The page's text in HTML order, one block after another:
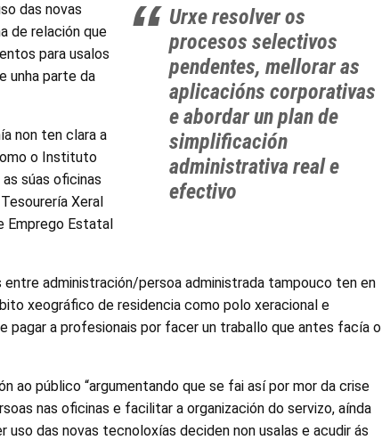
Urxe resolver os
procesos selectivos
pendentes, mellorar as
aplicacións corporativas
e abordar un plan de
simplificación
administrativa real e
efectivo
das novas
de relación que
para usalos
unha parte da
non ten clara a
o Instituto
súas oficinas
Xeral
Emprego Estatal
administración/persoa administrada tampouco ten en
xeográfico de residencia como polo xeracional e
pagar a profesionais por facer un traballo que antes facía o
ao público “argumentando que se fai así por mor da crise
nas oficinas e facilitar a organización do servizo, aínda
das novas tecnoloxías deciden non usalas e acudir ás